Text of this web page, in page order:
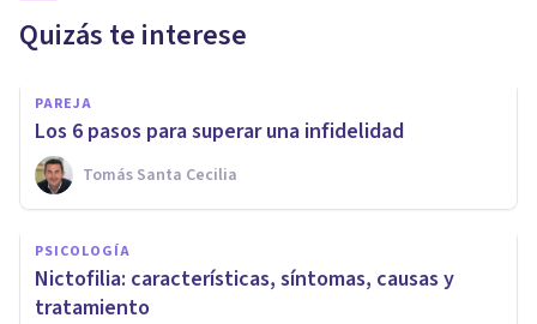
Quizás te interese
PAREJA
Los 6 pasos para superar una infidelidad
Tomás Santa Cecilia
PSICOLOGÍA
Nictofilia: características, síntomas, causas y
tratamiento